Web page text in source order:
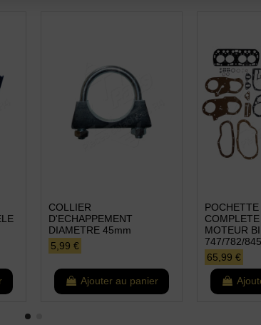
COLLIER
D'ECHAPPEMENT
DIAMETRE 45mm
5,99 €
Ajouter au panier
MOTEUR
747/782/
65,99 €